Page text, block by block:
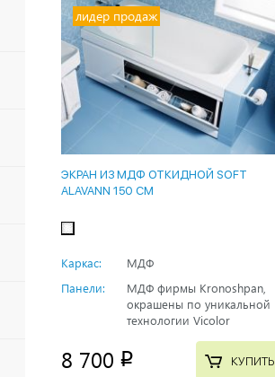
лидер продаж
ЭКРАН ИЗ МДФ ОТКИДНОЙ SOFT
ALAVANN 150 СМ
Каркас:
МДФ
Панели:
МДФ фирмы Kronoshpan,
окрашены по уникальной
технологии Vicolor
8 700 p КУПИТЬ